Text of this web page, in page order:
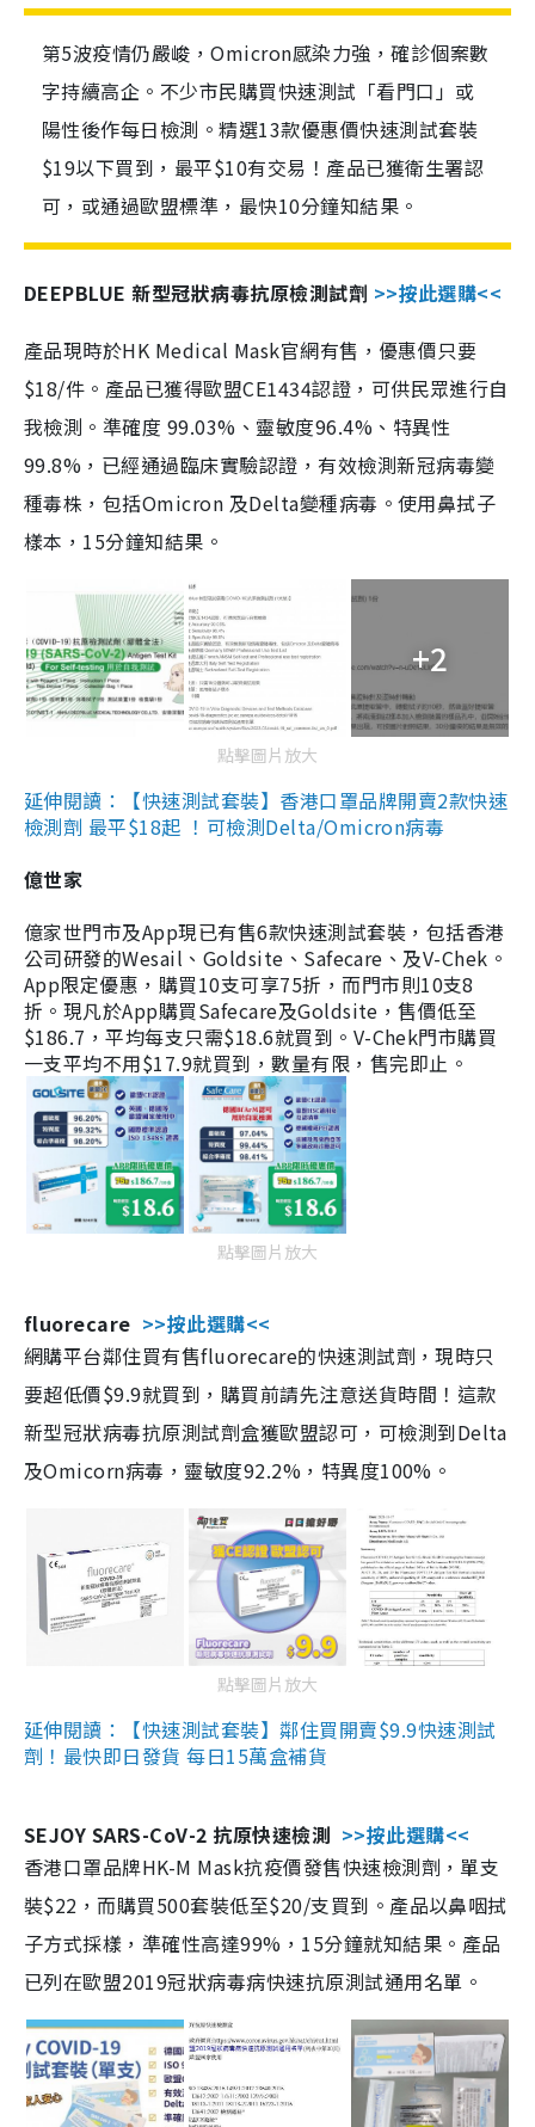
第5波疫情仍嚴峻，Omicron感染力強，確診個案數
字持續高企。不少市民購買快速測試「看門口」或
陽性後作每日檢測。精選13款優惠價快速測試套裝
$19以下買到，最平$10有交易！產品已獲衛生署認
可，或通過歐盟標準，最快10分鐘知結果。
DEEPBLUE 新型冠狀病毒抗原檢測試劑 >>按此選購<<
產品現時於HK Medical Mask官網有售，優惠價只要
$18/件。產品已獲得歐盟CE1434認證，可供民眾進行自
我檢測。準確度 99.03%、靈敏度96.4%、特異性
99.8%，已經通過臨床實驗認證，有效檢測新冠病毒變
種毒株，包括Omicron 及Delta變種病毒。使用鼻拭子
樣本，15分鐘知結果。
+2
點擊圖片放大
延伸閱讀：【快速測試套裝】香港口罩品牌開賣2款快速
檢測劑 最平$18起 ！可檢測Delta/Omicron病毒
億世家
億家世門市及App現已有售6款快速測試套裝，包括香港
公司研發的Wesail、Goldsite、Safecare、及V-Chek。
App限定優惠，購買10支可享75折，而門市則10支8
折。現凡於App購買Safecare及Goldsite，售價低至
$186.7，平均每支只需$18.6就買到。V-Chek門市購買
一支平均不用$17.9就買到，數量有限，售完即止。
點擊圖片放大
fluorecare >>按此選購<<
網購平台鄰住買有售fluorecare的快速測試劑，現時只
要超低價$9.9就買到，購買前請先注意送貨時間！這款
新型冠狀病毒抗原測試劑盒獲歐盟認可，可檢測到Delta
及Omicorn病毒，靈敏度92.2%，特異度100%。
點擊圖片放大
延伸閱讀：【快速測試套裝】鄰住買開賣$9.9快速測試
劑！最快即日發貨 每日15萬盒補貨
SEJOY SARS-CoV-2 抗原快速檢測 >>按此選購<<
香港口罩品牌HK-M Mask抗疫價發售快速檢測劑，單支
裝$22，而購買500套裝低至$20/支買到。產品以鼻咽拭
子方式採樣，準確性高達99%，15分鐘就知結果。產品
已列在歐盟2019冠狀病毒病快速抗原測試通用名單。